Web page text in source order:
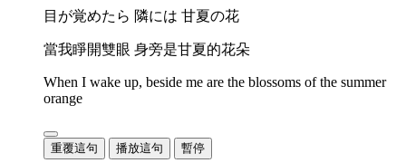
目が覚めたら 隣には 甘夏の花
當我睜開雙眼 身旁是甘夏的花朵
When I wake up, beside me are the blossoms of the summer
orange
重覆這句 播放這句 暫停